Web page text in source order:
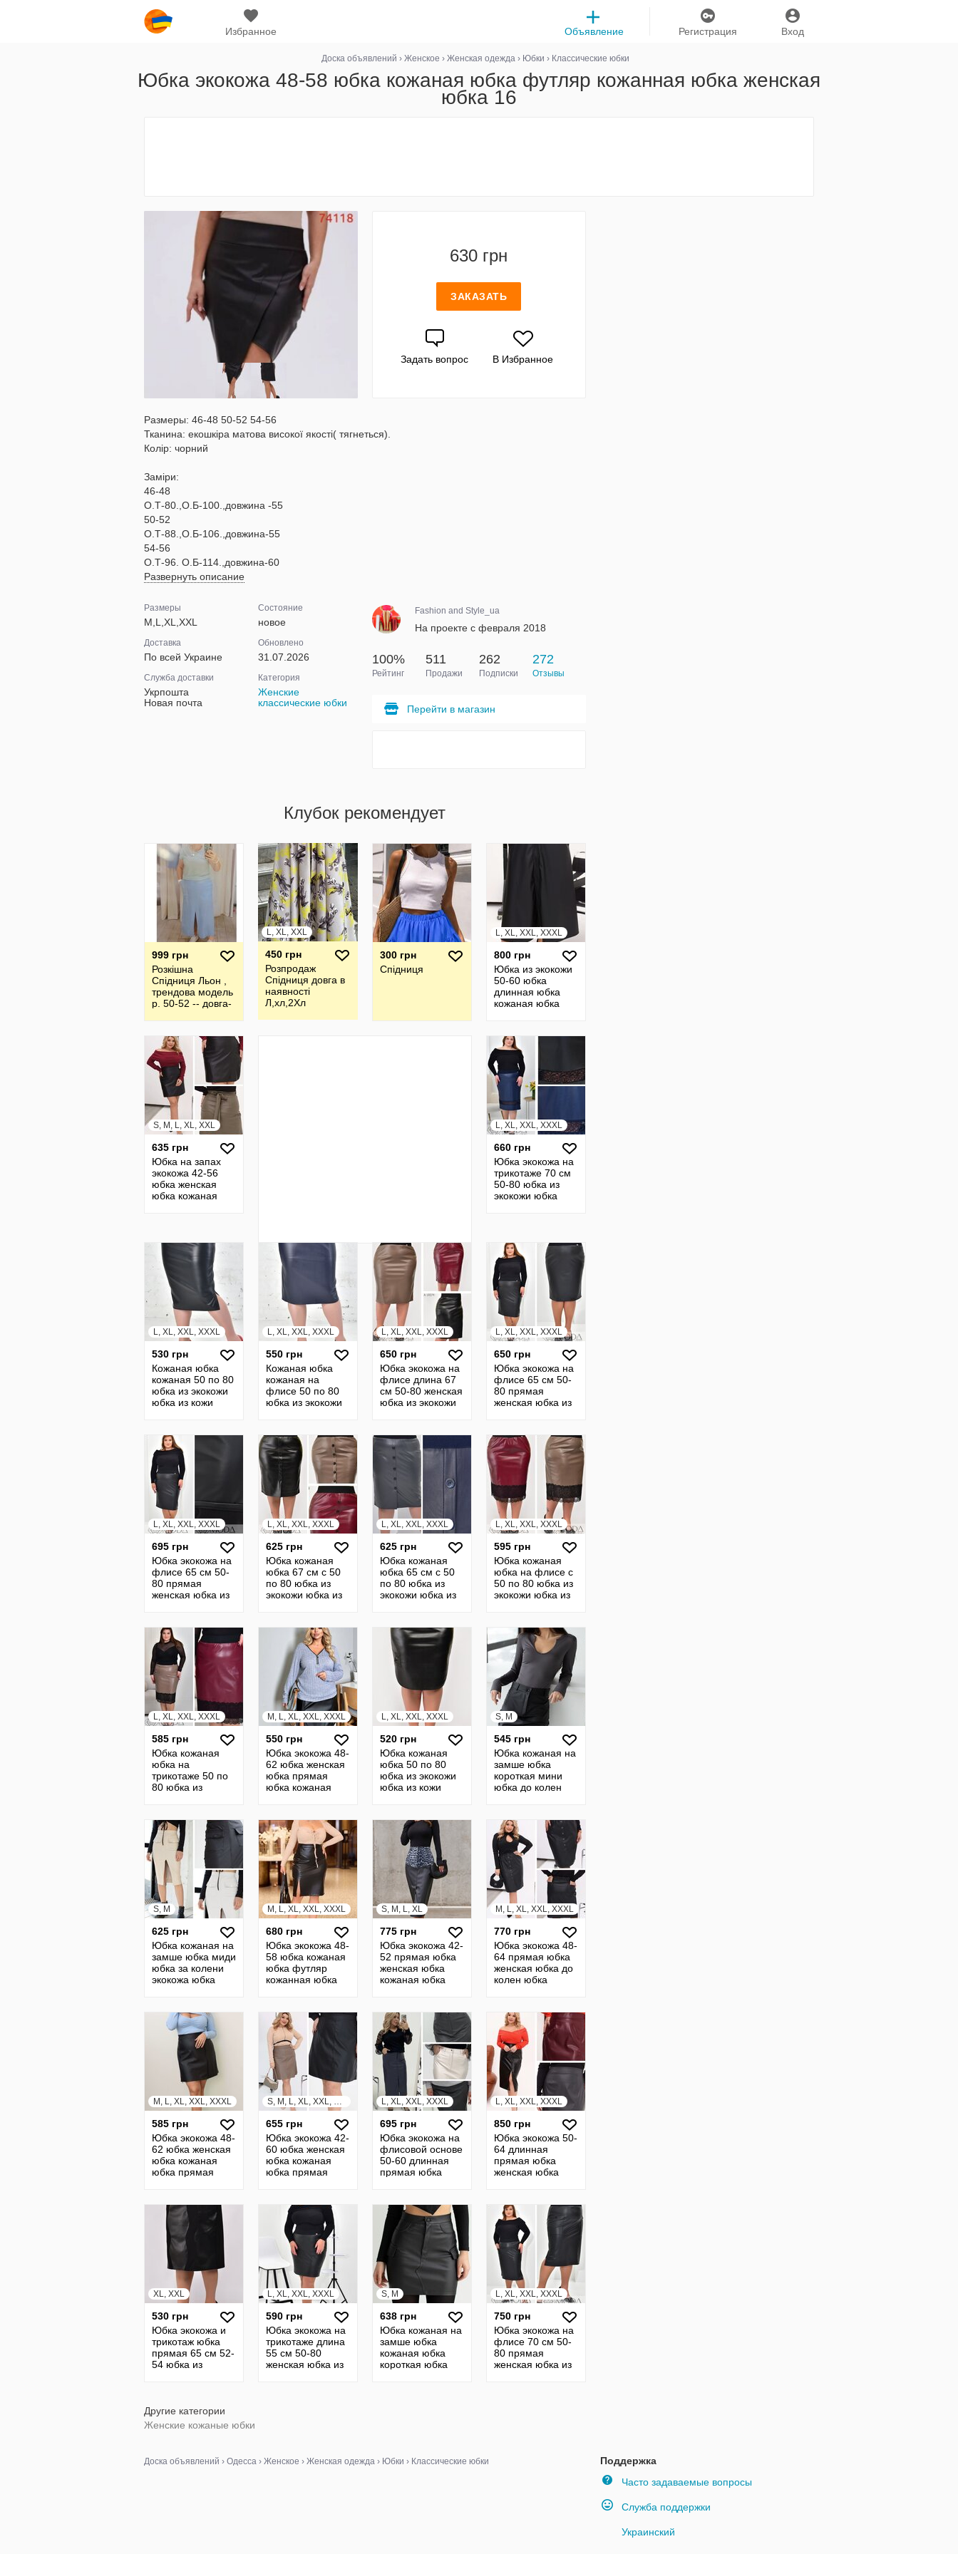
Избранное Вход
Регистрация
Объявление
Доска объявлений › Женское › Женская одежда › Юбки › Классические юбки
Юбка экокожа 48-58 юбка кожаная юбка футляр кожанная юбка женская
юбка 16
630 грн
ЗАКАЗАТЬ
Задать вопрос В Избранное
Размеры: 46-48 50-52 54-56
Тканина: екошкіра матова високої якості( тягнеться).
Колір: чорний
Заміри:
46-48
О.Т-80.,О.Б-100.,довжина -55
50-52
О.Т-88.,О.Б-106.,довжина-55
54-56
О.Т-96. О.Б-114.,довжина-60
Развернуть описание
Размеры
M,L,XL,XXL
Доставка
По всей Украине
Служба доставки
Укрпошта
Новая почта
Состояние
новое
Обновлено
31.07.2026
Категория
Женские
классические юбки
Fashion and Style_ua
На проекте с февраля 2018
100%
Рейтинг
511
Продажи
262
Подписки
272
Отзывы
Перейти в магазин
Клубок рекомендует
999 грн
Розкішна
Спідниця Льон ,
трендова модель
р. 50-52 -- довга-
L, XL, XXL
450 грн
Розпродаж
Спідниця довга в
наявності
Л,хл,2Хл
300 грн
Спідниця
L, XL, XXL, XXXL
800 грн
Юбка из экокожи
50-60 юбка
длинная юбка
кожаная юбка
батал 7
S, M, L, XL, XXL
635 грн
Юбка на запах
экокожа 42-56
юбка женская
юбка кожаная
L, XL, XXL, XXXL
660 грн
Юбка экокожа на
трикотаже 70 см
50-80 юбка из
экокожи юбка
L, XL, XXL, XXXL
530 грн
Кожаная юбка
кожаная 50 по 80
юбка из экокожи
юбка из кожи
резинке
L, XL, XXL, XXXL
550 грн
Кожаная юбка
кожаная на
флисе 50 по 80
юбка из экокожи
кожы
L, XL, XXL, XXXL
650 грн
Юбка экокожа на
флисе длина 67
см 50-80 женская
юбка из экокожи
19374
L, XL, XXL, XXXL
650 грн
Юбка экокожа на
флисе 65 см 50-
80 прямая
женская юбка из
батал 23318
L, XL, XXL, XXXL
695 грн
Юбка экокожа на
флисе 65 см 50-
80 прямая
женская юбка из
L, XL, XXL, XXXL
625 грн
Юбка кожаная
юбка 67 см с 50
по 80 юбка из
экокожи юбка из
19249
L, XL, XXL, XXXL
625 грн
Юбка кожаная
юбка 65 см с 50
по 80 юбка из
экокожи юбка из
20785
L, XL, XXL, XXXL
595 грн
Юбка кожаная
юбка на флисе с
50 по 80 юбка из
экокожи юбка из
кожи 19370
L, XL, XXL, XXXL
585 грн
Юбка кожаная
юбка на
трикотаже 50 по
80 юбка из
кожанная юбка
прямая 22637
M, L, XL, XXL, XXXL
550 грн
Юбка экокожа 48-
62 юбка женская
юбка прямая
юбка кожаная
L, XL, XXL, XXXL
520 грн
Юбка кожаная
юбка 50 по 80
юбка из экокожи
юбка из кожи
S, M
545 грн
Юбка кожаная на
замше юбка
короткая мини
юбка до колен
18
S, M
625 грн
Юбка кожаная на
замше юбка миди
юбка за колени
экокожа юбка
M, L, XL, XXL, XXXL
680 грн
Юбка экокожа 48-
58 юбка кожаная
юбка футляр
кожанная юбка
S, M, L, XL
775 грн
Юбка экокожа 42-
52 прямая юбка
женская юбка
кожаная юбка
M, L, XL, XXL, XXXL
770 грн
Юбка экокожа 48-
64 прямая юбка
женская юбка до
колен юбка
M, L, XL, XXL, XXXL
585 грн
Юбка экокожа 48-
62 юбка женская
юбка кожаная
юбка прямая
S, M, L, XL, XXL, XXXL
655 грн
Юбка экокожа 42-
60 юбка женская
юбка кожаная
юбка прямая
L, XL, XXL, XXXL
695 грн
Юбка экокожа на
флисовой основе
50-60 длинная
прямая юбка
83071
L, XL, XXL, XXXL
850 грн
Юбка экокожа 50-
64 длинная
прямая юбка
женская юбка
XL, XXL
530 грн
Юбка экокожа и
трикотаж юбка
прямая 65 см 52-
54 юбка из
L, XL, XXL, XXXL
590 грн
Юбка экокожа на
трикотаже длина
55 см 50-80
женская юбка из
S, M
638 грн
Юбка кожаная на
замше юбка
кожаная юбка
короткая юбка
L, XL, XXL, XXXL
750 грн
Юбка экокожа на
флисе 70 см 50-
80 прямая
женская юбка из
Другие категории
Женские кожаные юбки
Поддержка
Часто задаваемые вопросы
Служба поддержки
Украинский
Доска объявлений › Одесса › Женское › Женская одежда › Юбки › Классические юбки